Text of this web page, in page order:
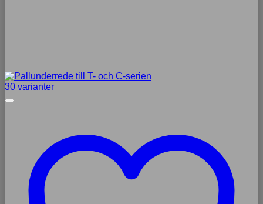
30 varianter